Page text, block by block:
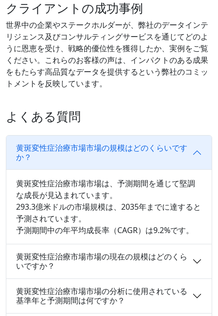
クライアントの成功事例
世界中の企業やステークホルダーが、弊社のデータインテ
リジェンス及びコンサルティングサービスを通じてどのよ
うに恩恵を受け、戦略的優位性を獲得したか、実例をご覧
ください。これらのお客様の声は、インパクトのある成果
をもたらす高品質なデータを提供するという弊社のコミッ
トメントを反映しています。
よくある質問
黄斑変性症治療市場市場の規模はどのくらいです
か？
黄斑変性症治療市場市場は、予測期間を通じて堅調
な成長が見込まれています。
293.3億米ドルの市場規模は、2035年までに達すると
予測されています。
予測期間中の年平均成長率（CAGR）は9.2%です。
黄斑変性症治療市場市場の現在の規模はどのくら
いですか？
黄斑変性症治療市場市場の分析に使用されている
基準年と予測期間は何ですか？